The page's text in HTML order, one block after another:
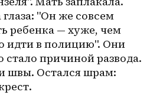
"Он же совсем
ребенка — хуже, чем
идти в полицию". Они
стало причиной развода.
швы. Остался шрам: